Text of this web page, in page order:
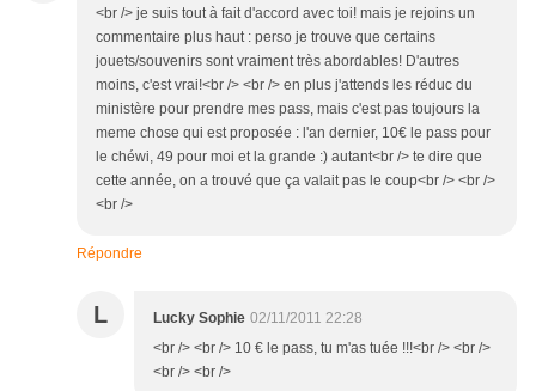
<br /> je suis tout à fait d'accord avec toi! mais je rejoins un
commentaire plus haut : perso je trouve que certains
jouets/souvenirs sont vraiment très abordables! D'autres
moins, c'est vrai!<br /> <br /> en plus j'attends les réduc du
ministère pour prendre mes pass, mais c'est pas toujours la
meme chose qui est proposée : l'an dernier, 10€ le pass pour
le chéwi, 49 pour moi et la grande :) autant<br /> te dire que
cette année, on a trouvé que ça valait pas le coup<br /> <br />
<br />
Répondre
L Lucky Sophie 02/11/2011 22:28
<br /> <br /> 10 € le pass, tu m'as tuée !!!<br /> <br />
<br /> <br />